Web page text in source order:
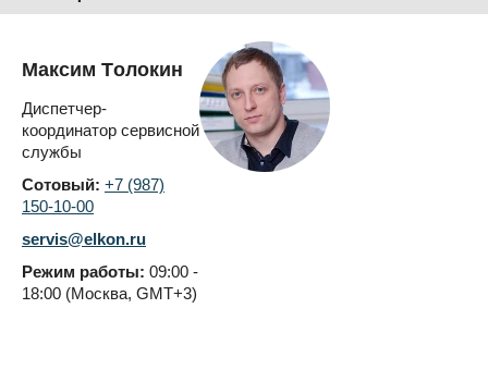
Максим Толокин
Диспетчер-
координатор сервисной
службы
Сотовый: +7 (987)
150-10-00
servis@elkon.ru
Режим работы: 09:00 -
18:00 (Москва, GMT+3)